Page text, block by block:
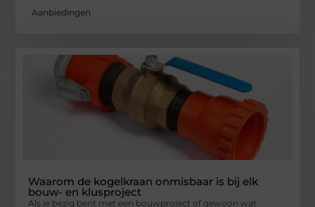
Aanbiedingen
Waarom de kogelkraan onmisbaar is bij elk
bouw- en klusproject
Als je bezig bent met een bouwproject of gewoon wat